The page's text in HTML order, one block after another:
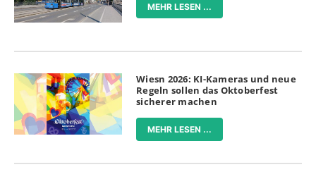
MEHR LESEN ...
Wiesn 2026: KI-Kameras und neue
Regeln sollen das Oktoberfest
sicherer machen
MEHR LESEN ...